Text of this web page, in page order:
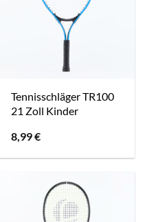
Tennisschläger TR100
21 Zoll Kinder
8,99€